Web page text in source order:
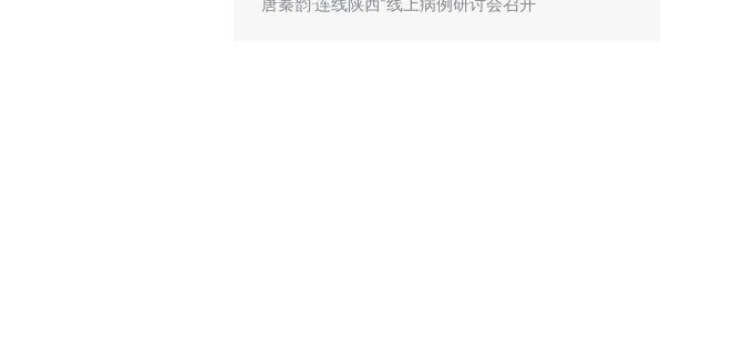
唐秦韵·连线陕西”线上病例研讨会召开